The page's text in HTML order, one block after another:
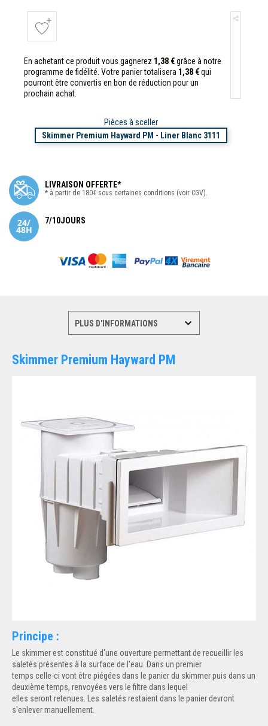
En achetant ce produit vous gagnerez 1,38 €grâce à notre
programme de fidélité. Votre panier totalisera 1,38 €qui
pourront être convertis en bon de réduction pour un
prochain achat.
Pièces à sceller
Skimmer Premium Hayward PM - Liner Blanc 3111
LIVRAISON OFFERTE*
* à partir de 180€ sous certaines conditions (voir CGV).
7/10JOURS
Skimmer Premium Hayward PM
Principe :
Le skimmer est constitué d'une ouverture permettant de recueillir les
saletés présentes à la surface de l'eau. Dans un premier
temps celle-ci vont être piégées dans le panier du skimmer puis dans un
deuxième temps, renvoyées vers le filtre dans lequel
elles seront retenues. Les saletés restaient dans le panier devront
s'enlever manuellement.